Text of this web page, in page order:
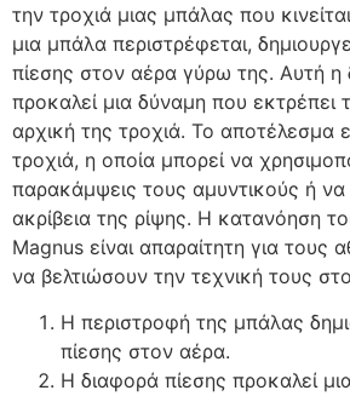
την τροχιά μιας μπάλας που
μια μπάλα περιστρέφεται,
πίεσης στον αέρα γύρω της. Αυτή η
προκαλεί μια δύναμη που
αρχική της τροχιά. Το αποτέλεσμα
τροχιά, η οποία μπορεί να
παρακάμψεις τους αμυντικούς ή να
ακρίβεια της ρίψης. Η κατανόηση
Magnus είναι απαραίτητη για τους
να βελτιώσουν την τεχνική τους
Η περιστροφή της μπάλας
πίεσης στον αέρα.
Η διαφορά πίεσης προκαλεί